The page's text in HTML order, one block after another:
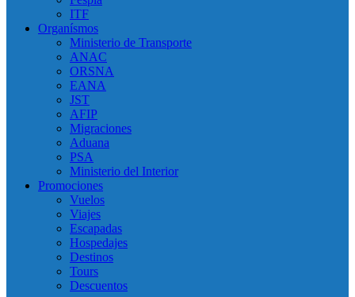
ITF
Organísmos
Ministerio de Transporte
ANAC
ORSNA
EANA
JST
AFIP
Migraciones
Aduana
PSA
Ministerio del Interior
Promociones
Vuelos
Viajes
Escapadas
Hospedajes
Destinos
Tours
Descuentos